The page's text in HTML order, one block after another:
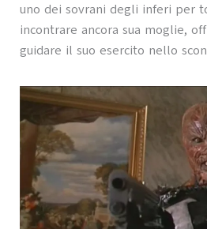
uno dei sovrani degli inferi per
incontrare ancora sua moglie,
guidare il suo esercito nello